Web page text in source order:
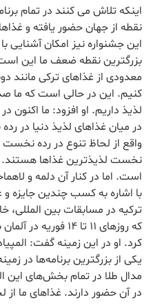
اینکه تلاش می کنند در تمام
نقطه از جهان حضور یافته و
این جشنواره نیز امکان آشنایی
بزرگترین نقطه ضعف ما این
معدودی از غذاهای ترکی مانند
کنیم. این در حالی است که ما
لذیذ داریم. او افزود: ما
در میان غذاهای لذیذ دنیا در
واقع از لحاظ تنوع در رده
نخست لذیذترین غذاها هستند.
است. اما در کنار آن دلمه و
با اشاره به کسب چندین جایزه
ترکیه در مسابقات بین المللی،
که روزهای 11 تا 14
یکی از بزرگترین برنامه‌ها در
در آن حضور دارند. غذاهای ما از